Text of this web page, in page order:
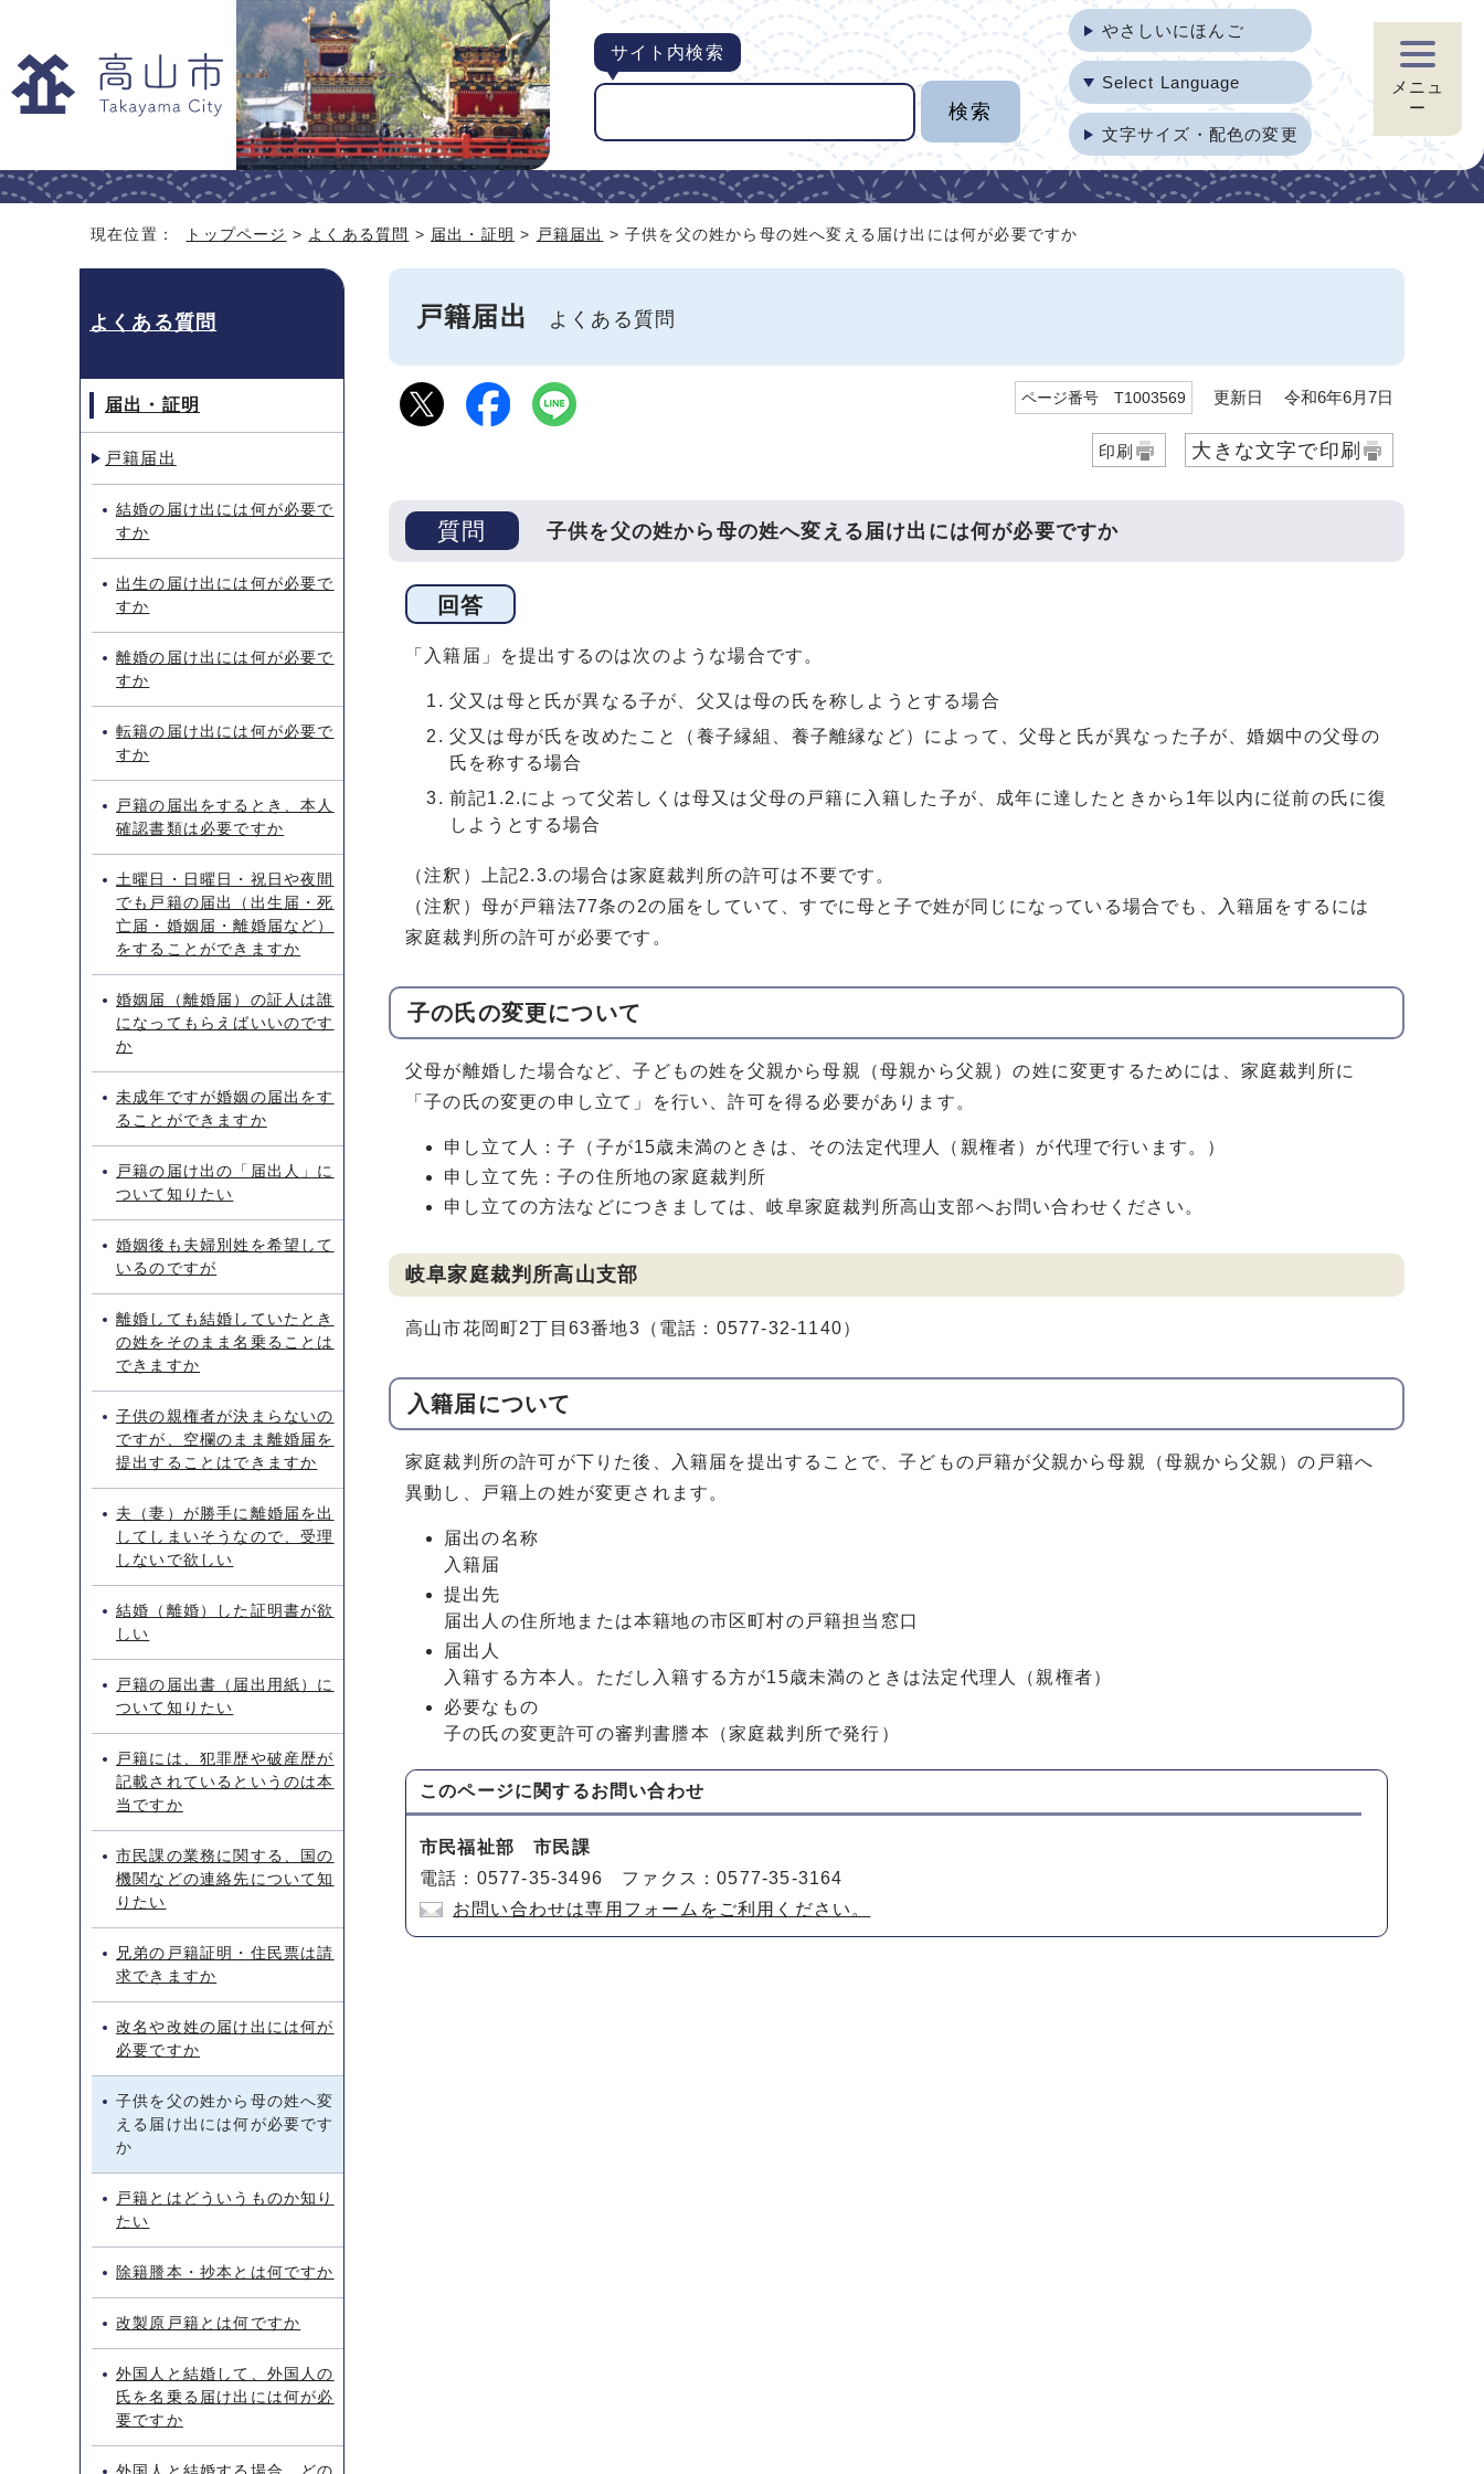
サイト内検索
やさしいにほんご
Select Language
文字サイズ・配色の変更
メニュ
ー
現在位置： トップページ > よくある質問 > 届出・証明 > 戸籍届出 > 子供を父の姓から母の姓へ変える届け出には何が必要ですか
戸籍届出 よくある質問
ページ番号 T1003569 更新日 令和6年6月7日
印刷 大きな文字で印刷
質問 子供を父の姓から母の姓へ変える届け出には何が必要ですか
回答
「入籍届」を提出するのは次のような場合です。
父又は母と氏が異なる子が、父又は母の氏を称しようとする場合
父又は母が氏を改めたこと（養子縁組、養子離縁など）によって、父母と氏が異なった子が、婚姻中の父母の
氏を称する場合
前記1.2.によって父若しくは母又は父母の戸籍に入籍した子が、成年に達したときから1年以内に従前の氏に復
しようとする場合
（注釈）上記2.3.の場合は家庭裁判所の許可は不要です。
（注釈）母が戸籍法77条の2の届をしていて、すでに母と子で姓が同じになっている場合でも、入籍届をするには
家庭裁判所の許可が必要です。
子の氏の変更について
父母が離婚した場合など、子どもの姓を父親から母親（母親から父親）の姓に変更するためには、家庭裁判所に
「子の氏の変更の申し立て」を行い、許可を得る必要があります。
申し立て人：子（子が15歳未満のときは、その法定代理人（親権者）が代理で行います。）
申し立て先：子の住所地の家庭裁判所
申し立ての方法などにつきましては、岐阜家庭裁判所高山支部へお問い合わせください。
岐阜家庭裁判所高山支部
高山市花岡町2丁目63番地3（電話：0577-32-1140）
入籍届について
家庭裁判所の許可が下りた後、入籍届を提出することで、子どもの戸籍が父親から母親（母親から父親）の戸籍へ
異動し、戸籍上の姓が変更されます。
届出の名称
入籍届
提出先
届出人の住所地または本籍地の市区町村の戸籍担当窓口
届出人
入籍する方本人。ただし入籍する方が15歳未満のときは法定代理人（親権者）
必要なもの
子の氏の変更許可の審判書謄本（家庭裁判所で発行）
このページに関するお問い合わせ
市民福祉部 市民課
電話：0577-35-3496 ファクス：0577-35-3164
お問い合わせは専用フォームをご利用ください。
よくある質問
届出・証明
戸籍届出
結婚の届け出には何が必要で
すか
出生の届け出には何が必要で
すか
離婚の届け出には何が必要で
すか
転籍の届け出には何が必要で
すか
戸籍の届出をするとき、本人
確認書類は必要ですか
土曜日・日曜日・祝日や夜間
でも戸籍の届出（出生届・死
亡届・婚姻届・離婚届など）
をすることができますか
婚姻届（離婚届）の証人は誰
になってもらえばいいのです
か
未成年ですが婚姻の届出をす
ることができますか
戸籍の届け出の「届出人」に
ついて知りたい
婚姻後も夫婦別姓を希望して
いるのですが
離婚しても結婚していたとき
の姓をそのまま名乗ることは
できますか
子供の親権者が決まらないの
ですが、空欄のまま離婚届を
提出することはできますか
夫（妻）が勝手に離婚届を出
してしまいそうなので、受理
しないで欲しい
結婚（離婚）した証明書が欲
しい
戸籍の届出書（届出用紙）に
ついて知りたい
戸籍には、犯罪歴や破産歴が
記載されているというのは本
当ですか
市民課の業務に関する、国の
機関などの連絡先について知
りたい
兄弟の戸籍証明・住民票は請
求できますか
改名や改姓の届け出には何が
必要ですか
子供を父の姓から母の姓へ変
える届け出には何が必要です
か
戸籍とはどういうものか知り
たい
除籍謄本・抄本とは何ですか
改製原戸籍とは何ですか
外国人と結婚して、外国人の
氏を名乗る届け出には何が必
要ですか